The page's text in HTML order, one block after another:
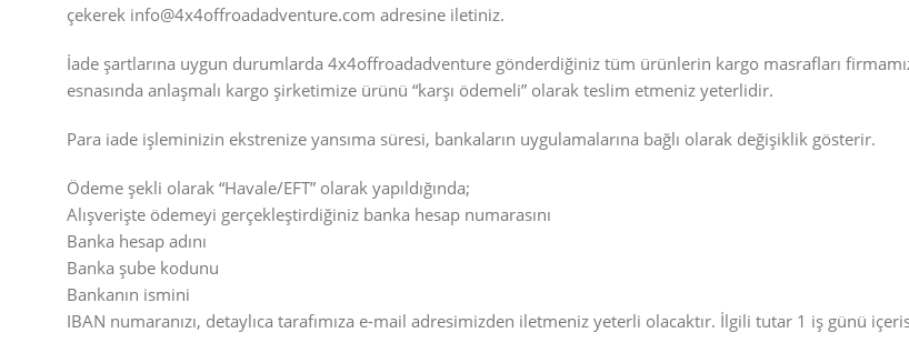
çekerek info@4x4offroadadventure.com adresine iletiniz.
İade şartlarına uygun durumlarda 4x4offroadadventure gönderdiğiniz tüm ürünlerin kargo masrafları
esnasında anlaşmalı kargo şirketimize ürünü “karşı ödemeli” olarak teslim etmeniz yeterlidir.
Para iade işleminizin ekstrenize yansıma süresi, bankaların uygulamalarına bağlı olarak değişiklik gösterir.
Ödeme şekli olarak “Havale/EFT” olarak yapıldığında;
Alışverişte ödemeyi gerçekleştirdiğiniz banka hesap numarasını
Banka hesap adını
Banka şube kodunu
Bankanın ismini
IBAN numaranızı, detaylıca tarafımıza e-mail adresimizden iletmeniz yeterli olacaktır. İlgili tutar 1 iş günü